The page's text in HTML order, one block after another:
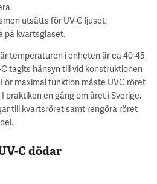
utsätts för UV-C ljuset.
på kvartsglaset.
temperaturen i enheten är ca 40-45
tagits hänsyn till vid konstruktionen
maximal funktion måste UVC röret
praktiken en gång om året i Sverige.
till kvartsröret samt rengöra röret
C dödar